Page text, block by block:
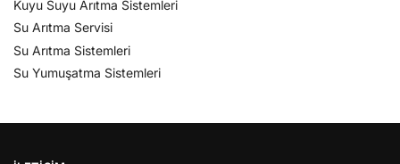
Kuyu Suyu Arıtma Sistemleri
Su Arıtma Servisi
Su Arıtma Sistemleri
Su Yumuşatma Sistemleri